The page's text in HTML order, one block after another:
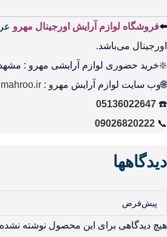
⬅️فروشگاه لوازم آرایش اورجینال مهرو
اورجینال می‌باشد.
❇️خرید حضوری لوازم آرایشی مهرو : مشهد
🌐وب سایت لوازم آرایش مهرو :
☎️
05136022647
📞
09026820222
دیدگاهها
هیچ دیدگاهی برای این محصول نوشته